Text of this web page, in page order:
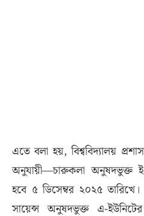
এতে বলা হয়, বিশ্ববিদ্যালয়
অনুযায়ী—চারুকলা অনুষদভুক্ত
হবে ৫ ডিসেম্বর ২০২৫
সায়েন্স অনুষদভুক্ত এ-